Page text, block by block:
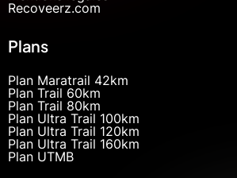
Recoveerz.com
Plans
Plan Maratrail 42km
Plan Trail 60km
Plan Trail 80km
Plan Ultra Trail 100km
Plan Ultra Trail 120km
Plan Ultra Trail 160km
Plan UTMB